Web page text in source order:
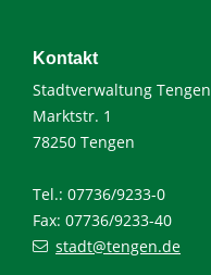
Kontakt
Stadtverwaltung Tengen
Marktstr. 1
78250 Tengen
Tel.: 07736/9233-0
Fax: 07736/9233-40
stadt@tengen.de